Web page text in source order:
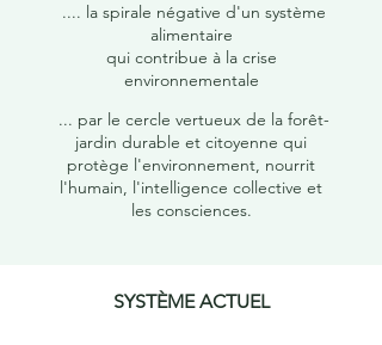
.... la spirale négative d'un système
alimentaire
qui contribue à la crise
environnementale
... par le cercle vertueux de la forêt-
jardin durable et citoyenne qui
protège l'environnement, nourrit
l'humain, l'intelligence collective et
les consciences.
SYSTÈME ACTUEL